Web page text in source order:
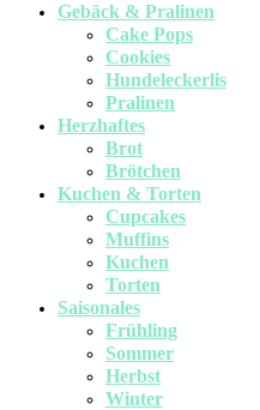
Gebäck & Pralinen
Cake Pops
Cookies
Hundeleckerlis
Pralinen
Herzhaftes
Brot
Brötchen
Kuchen & Torten
Cupcakes
Muffins
Kuchen
Torten
Saisonales
Frühling
Sommer
Herbst
Winter